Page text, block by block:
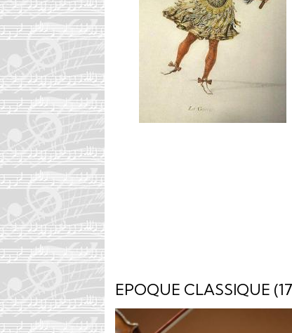
EPOQUE CLASSIQUE